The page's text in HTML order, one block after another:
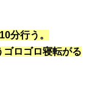
分行う。
ゴロゴロ寝転がる